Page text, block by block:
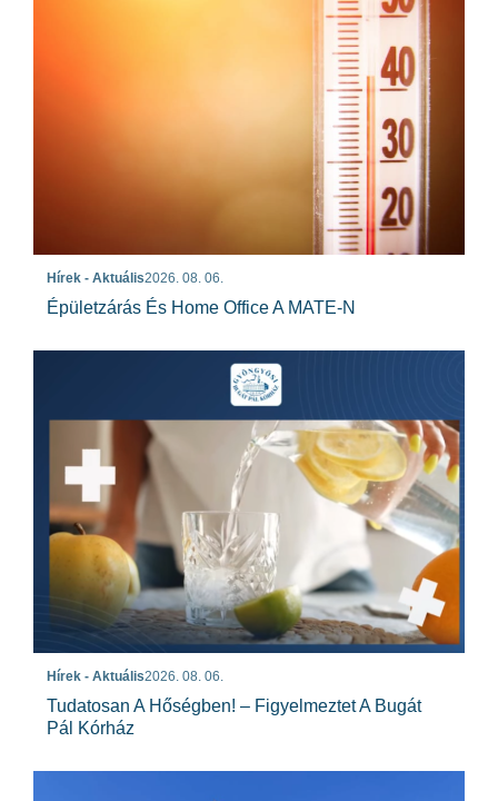
Hírek - Aktuális2026. 08. 06.
Épületzárás És Home Office A MATE-N
Hírek - Aktuális2026. 08. 06.
Tudatosan A Hőségben! – Figyelmeztet A Bugát
Pál Kórház